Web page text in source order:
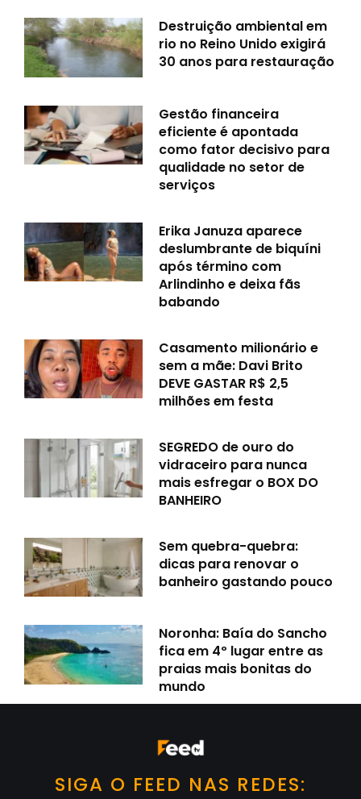
Destruição ambiental em
rio no Reino Unido exigirá
30 anos para restauração
Gestão financeira
eficiente é apontada
como fator decisivo para
qualidade no setor de
serviços
Erika Januza aparece
deslumbrante de biquíni
após término com
Arlindinho e deixa fãs
babando
Casamento milionário e
sem a mãe: Davi Brito
DEVE GASTAR R$ 2,5
milhões em festa
SEGREDO de ouro do
vidraceiro para nunca
mais esfregar o BOX DO
BANHEIRO
Sem quebra-quebra:
dicas para renovar o
banheiro gastando pouco
Noronha: Baía do Sancho
fica em 4º lugar entre as
praias mais bonitas do
mundo
SIGA O FEED NAS REDES: